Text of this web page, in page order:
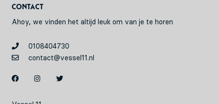
Contact
Ahoy, we vinden het altijd leuk om van je te horen
0108404730
contact@vessel11.nl